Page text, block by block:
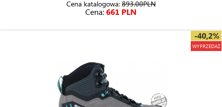
Cena katalogowa: 893.00PLN
Cena:661 PLN
-40,2%
WYPRZEDAŻ